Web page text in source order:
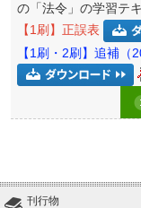
の「法令」の学習テ
【1刷】正誤表
【1刷・2刷】追補（
刊行物